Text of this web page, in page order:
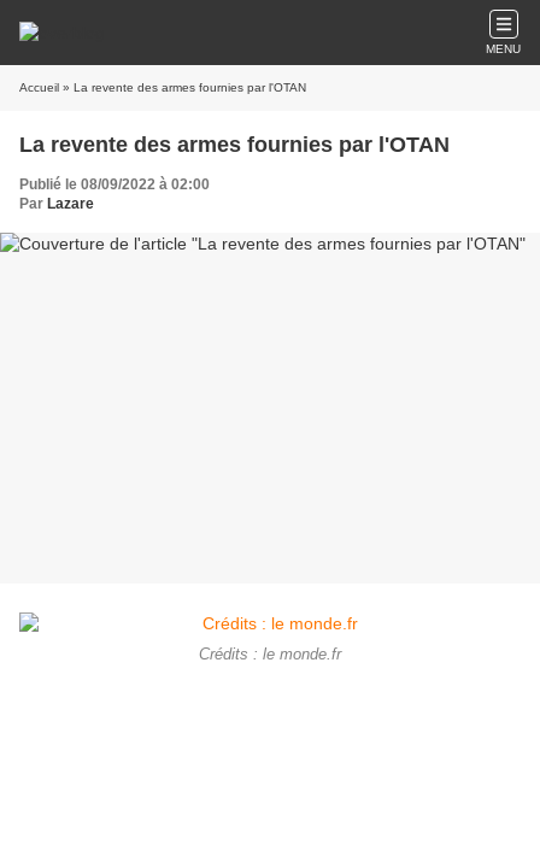
MENU
Accueil » La revente des armes fournies par l'OTAN
La revente des armes fournies par l'OTAN
Publié le 08/09/2022 à 02:00
Par Lazare
Crédits : le monde.fr